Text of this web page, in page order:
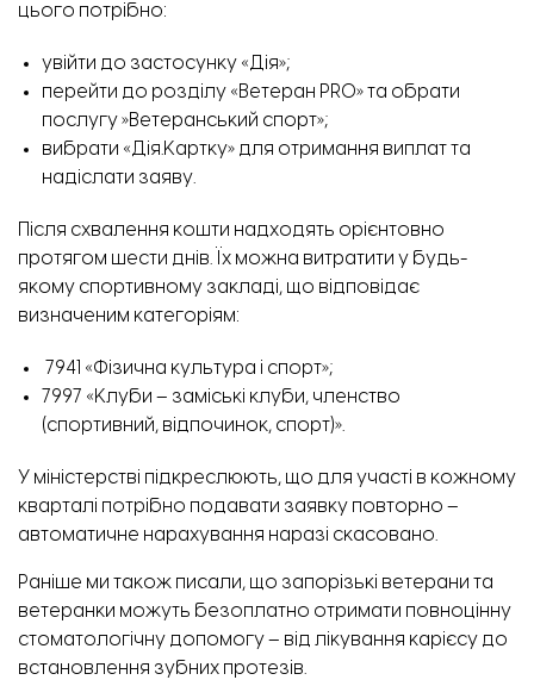
цього потрібно:
увійти до застосунку «Дія»;
перейти до розділу «Ветеран PRO» та обрати
послугу »Ветеранський спорт»;
вибрати «Дія.Картку» для отримання виплат та
надіслати заяву.
Після схвалення кошти надходять орієнтовно
протягом шести днів. Їх можна витратити у будь-
якому спортивному закладі, що відповідає
визначеним категоріям:
7941 «Фізична культура і спорт»;
7997 «Клуби – заміські клуби, членство
(спортивний, відпочинок, спорт)».
У міністерстві підкреслюють, що для участі в кожному
кварталі потрібно подавати заявку повторно –
автоматичне нарахування наразі скасовано.
Раніше ми також писали, що запорізькі ветерани та
ветеранки можуть безоплатно отримати повноцінну
стоматологічну допомогу– від лікування карієсу до
встановлення зубних протезів.